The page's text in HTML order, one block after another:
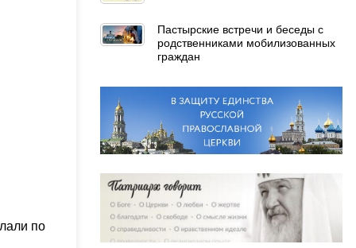
по
Пастырские встречи и беседы с
родственниками мобилизованных
граждан